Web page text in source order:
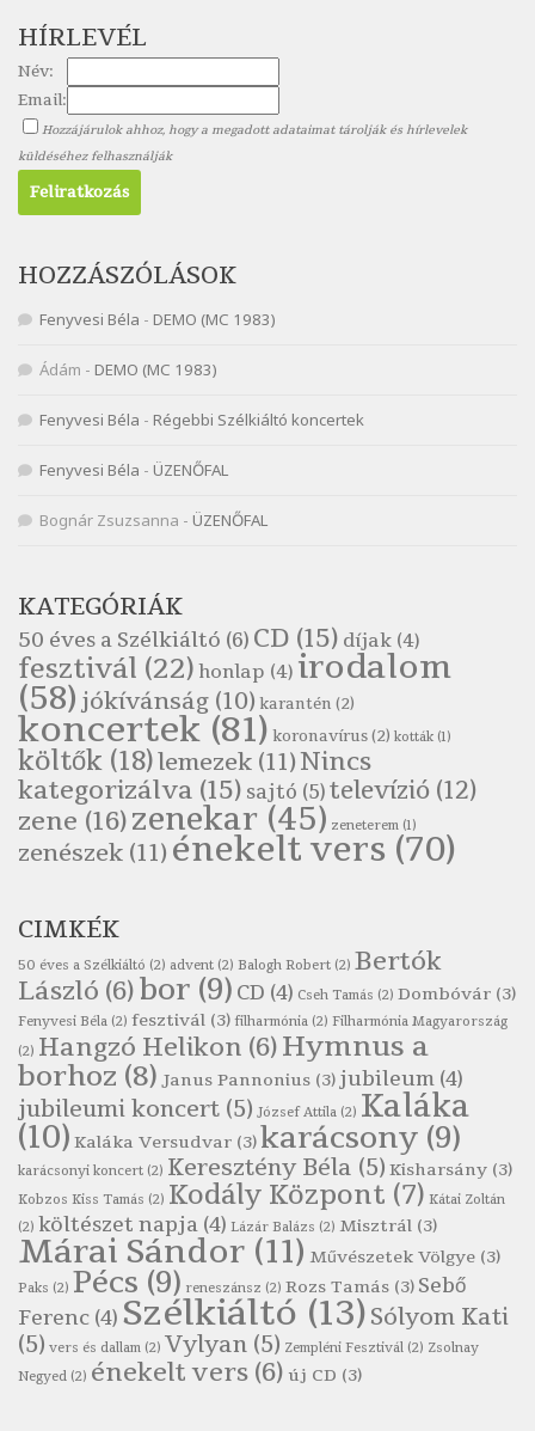
Szélkiáltó
Nagy Bandó András: Pöttyös katica
Szélkiáltó
Nagy Bandó András: Scarabeus
Szélkiáltó
Nagy Bandó András: Ülj le csak egyszer
Nagy Bandó András: Vakondok
Nagy Bandó András: Vizilóblues
Szélkiáltó
Szélkiáltó
Népköltés: Most érkeztünk
Szélkiáltó
Népköltés: Reggeli köszöntő
Pákolitz István: Altató
Szélkiáltó
Pákolitz István: Bakarasz
Szélkiáltó
Pákolitz István: Csiga-biga
Szélkiáltó
Pákolitz István: Kiolvasó
Szélkiáltó
Páskándi Géza: Madárijesztő
Szélkiáltó
Szélkiáltó
Robert Burns: Árpa Jankó
Szélkiáltó
Robert Burns: Most hoci a számlát
Szélkiáltó
Robert Burns: Most hoci a számlát
Szélkiáltó
Robert Burns: Nagyhasú flaskó…
Szélkiáltó
Robert Burns: Skót ital
Szélkáltó
Robert Burns: Skót ital
Szélkiáltó
Simkó Péter: Károgós
Szélkiáltó
HÍRLEVÉL
Név:
Email:
Hozzájárulok ahhoz, hogy a megadott adataimat tárolják és hírlevelek
küldéséhez felhasználják
HOZZÁSZÓLÁSOK
Fenyvesi Béla - DEMO (MC 1983)
Ádám - DEMO (MC 1983)
Fenyvesi Béla - Régebbi Szélkiáltó koncertek
Fenyvesi Béla - ÜZENŐFAL
Bognár Zsuzsanna - ÜZENŐFAL
KATEGÓRIÁK
50 éves a Szélkiáltó (6) CD (15) díjak (4)
fesztivál (22) honlap (4) irodalom
(58)jókívánság (10) karantén (2)
koncertek (81) koronavírus(2) kották (1)
költők (18)lemezek (11)Nincs
kategorizálva (15) sajtó (5)televízió (12)
zene (16)zenekar (45) zeneterem (1)
zenészek (11) énekelt vers (70)
CIMKÉK
50 éves a Szélkiáltó (2) advent (2) Balogh Robert (2) Bertók
László (6)bor (9) CD (4) Cseh Tamás (2) Dombóvár (3)
Fenyvesi Béla (2) fesztivál (3) filharmónia (2) Filharmónia Magyarország
(2) Hangzó Helikon (6)Hymnus a
borhoz (8) Janus Pannonius (3)jubileum (4)
jubileumi koncert (5) József Attila (2) Kaláka
(10) Kaláka Versudvar (3)karácsony (9)
karácsonyi koncert (2) Keresztény Béla (5) Kisharsány (3)
Kobzos Kiss Tamás (2) Kodály Központ (7) Kátai Zoltán
(2) költészet napja (4) Lázár Balázs (2) Misztrál (3)
Márai Sándor (11) Művészetek Völgye (3)
Paks (2) Pécs (9) reneszánsz (2) Rozs Tamás (3) Sebő
Ferenc (4) Szélkiáltó (13)Sólyom Kati
(5) vers és dallam (2) Vylyan (5) Zempléni Fesztivál (2) Zsolnay
Negyed (2) énekelt vers (6) új CD (3)